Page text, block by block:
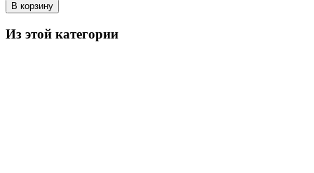
В корзину
Из этой категории